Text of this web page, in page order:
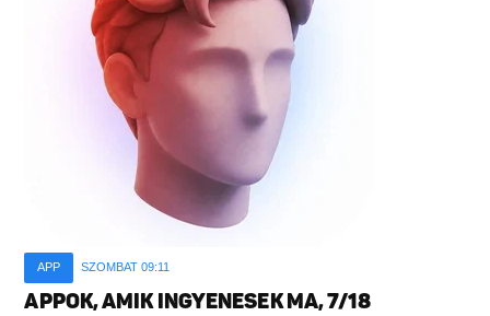
APP SZOMBAT 09:11
APPOK, AMIK INGYENESEK MA, 7/18